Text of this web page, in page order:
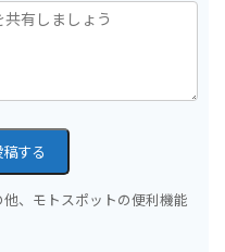
する
、モトスポットの便利機能